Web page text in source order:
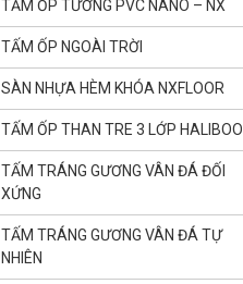
TẤM ỐP TƯỜNG PVC NANO – NX
TẤM ỐP NGOÀI TRỜI
SÀN NHỰA HÈM KHÓA NXFLOOR
TẤM ỐP THAN TRE 3 LỚP HALIBOO
TẤM TRÁNG GƯƠNG VÂN ĐÁ ĐỐI
XỨNG
TẤM TRÁNG GƯƠNG VÂN ĐÁ TỰ
NHIÊN